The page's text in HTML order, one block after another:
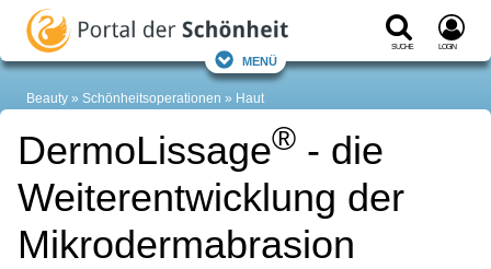
Suche Login
Menü
Beauty Schönheitsoperationen Haut
DermoLissage® - die
Weiterentwicklung der
Mikrodermabrasion